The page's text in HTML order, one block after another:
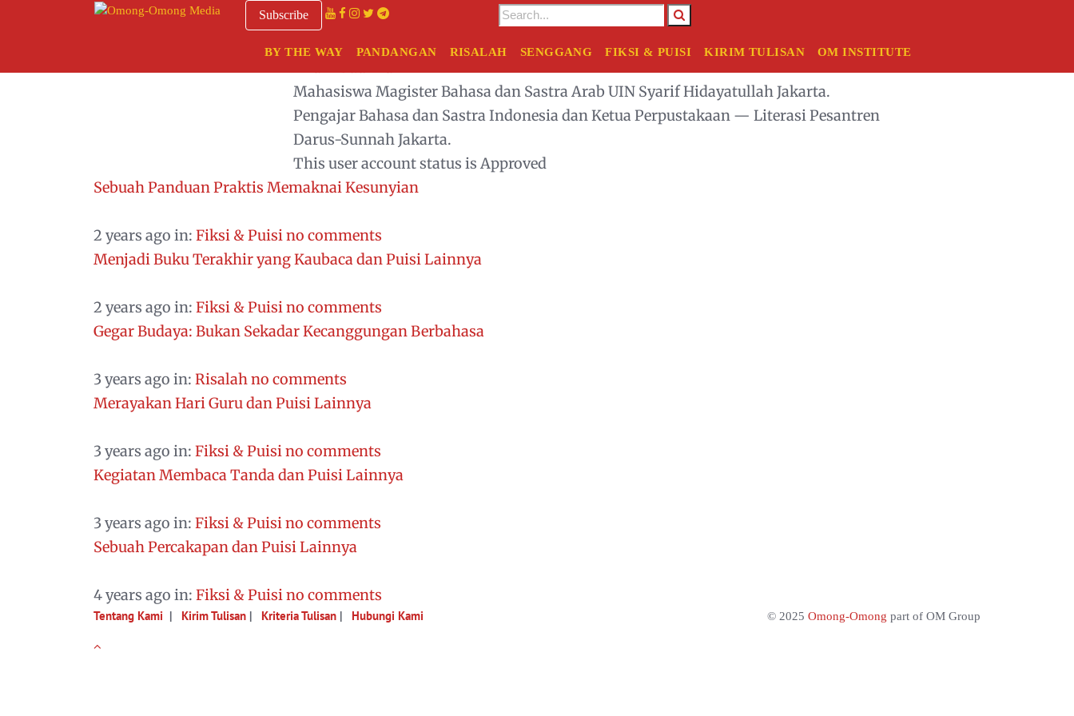
Subscribe
BY THE WAY PANDANGAN RISALAH SENGGANG FIKSI & PUISI KIRIM TULISAN OM INSTITUTE
Mahasiswa Magister Bahasa dan Sastra Arab UIN Syarif Hidayatullah Jakarta.
Pengajar Bahasa dan Sastra Indonesia dan Ketua Perpustakaan — Literasi Pesantren
Darus-Sunnah Jakarta.
This user account status is Approved
Sebuah Panduan Praktis Memaknai Kesunyian
2 years ago in: Fiksi & Puisino comments
Menjadi Buku Terakhir yang Kaubaca dan Puisi Lainnya
2 years ago in: Fiksi & Puisino comments
Gegar Budaya: Bukan Sekadar Kecanggungan Berbahasa
3 years ago in: Risalahno comments
Merayakan Hari Guru dan Puisi Lainnya
3 years ago in: Fiksi & Puisino comments
Kegiatan Membaca Tanda dan Puisi Lainnya
3 years ago in: Fiksi & Puisino comments
Sebuah Percakapan dan Puisi Lainnya
4 years ago in: Fiksi & Puisino comments
Tentang Kami | Kirim Tulisan | Kriteria Tulisan | Hubungi Kami © 2025 Omong-Omong part of OM Group